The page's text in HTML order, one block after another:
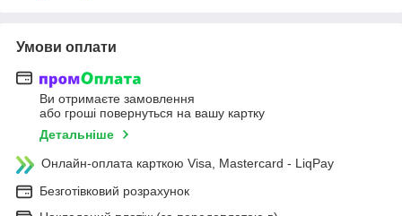
Умови оплати
Ви отримаєте замовлення
або гроші повернуться на вашу картку
Детальніше
Онлайн-оплата карткою Visa, Mastercard - LiqPay
Безготівковий розрахунок